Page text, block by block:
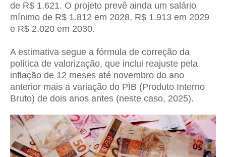
de R$ 1.621. O projeto prevê ainda um salário
mínimo de R$ 1.812 em 2028, R$ 1.913 em 2029
e R$ 2.020 em 2030.
A estimativa segue a fórmula de correção da
política de valorização, que inclui reajuste pela
inflação de 12 meses até novembro do ano
anterior mais a variação do PIB (Produto Interno
Bruto) de dois anos antes (neste caso, 2025).